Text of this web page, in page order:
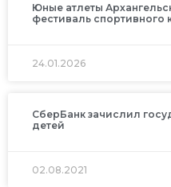
Юные атлеты
фестиваль спортивного
24.01.2026
СберБанк зачислил
детей
02.08.2021